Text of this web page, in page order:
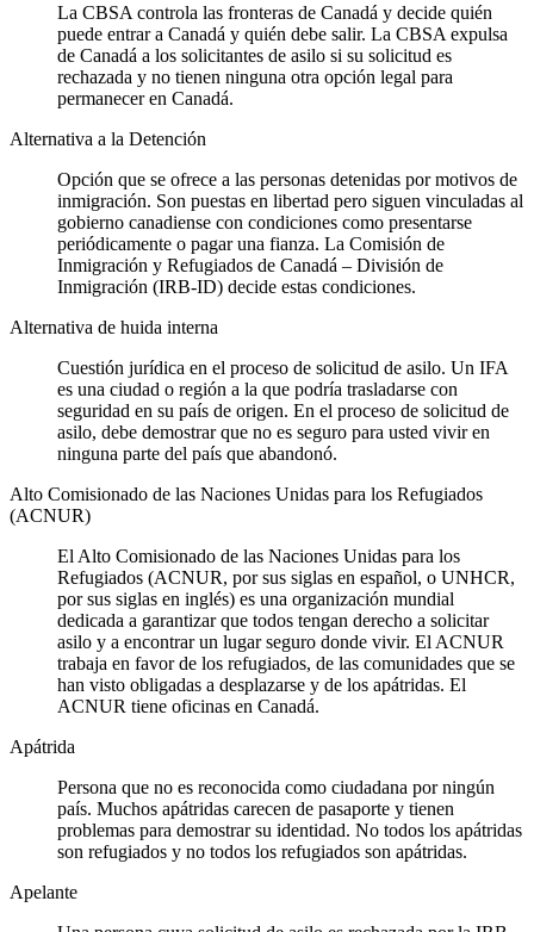
La CBSA controla las fronteras de Canadá y decide quién
puede entrar a Canadá y quién debe salir. La CBSA expulsa
de Canadá a los solicitantes de asilo si su solicitud es
rechazada y no tienen ninguna otra opción legal para
permanecer en Canadá.
Alternativa a la Detención
Opción que se ofrece a las personas detenidas por motivos de
inmigración. Son puestas en libertad pero siguen vinculadas al
gobierno canadiense con condiciones como presentarse
periódicamente o pagar una fianza. La Comisión de
Inmigración y Refugiados de Canadá – División de
Inmigración (IRB-ID) decide estas condiciones.
Alternativa de huida interna
Cuestión jurídica en el proceso de solicitud de asilo. Un IFA
es una ciudad o región a la que podría trasladarse con
seguridad en su país de origen. En el proceso de solicitud de
asilo, debe demostrar que no es seguro para usted vivir en
ninguna parte del país que abandonó.
Alto Comisionado de las Naciones Unidas para los Refugiados
(ACNUR)
El Alto Comisionado de las Naciones Unidas para los
Refugiados (ACNUR, por sus siglas en español, o UNHCR,
por sus siglas en inglés) es una organización mundial
dedicada a garantizar que todos tengan derecho a solicitar
asilo y a encontrar un lugar seguro donde vivir. El ACNUR
trabaja en favor de los refugiados, de las comunidades que se
han visto obligadas a desplazarse y de los apátridas. El
ACNUR tiene oficinas en Canadá.
Apátrida
Persona que no es reconocida como ciudadana por ningún
país. Muchos apátridas carecen de pasaporte y tienen
problemas para demostrar su identidad. No todos los apátridas
son refugiados y no todos los refugiados son apátridas.
Apelante